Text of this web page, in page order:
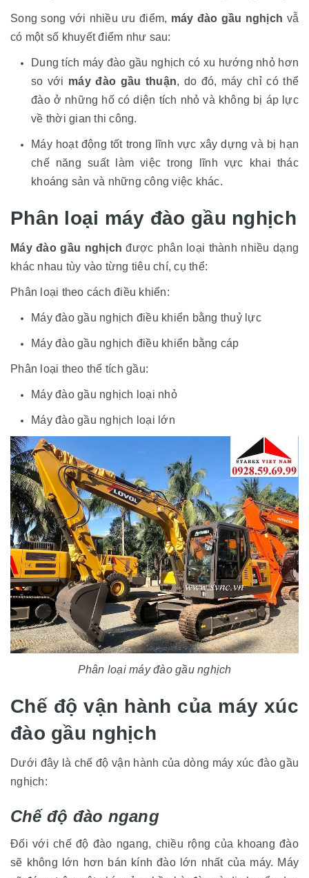
Song song với nhiều ưu điểm, máy đào gầu nghịch vẫ
có một số khuyết điểm như sau:
Dung tích máy đào gầu nghịch có xu hướng nhỏ hơn
so với máy đào gầu thuận, do đó, máy chỉ có thể
đào ở những hố có diện tích nhỏ và không bị áp lực
về thời gian thi công.
Máy hoạt động tốt trong lĩnh vực xây dựng và bị hạn
chế năng suất làm việc trong lĩnh vực khai thác
khoáng sản và những công việc khác.
Phân loại máy đào gầu nghịch
Máy đào gầu nghịch được phân loại thành nhiều dạng
khác nhau tùy vào từng tiêu chí, cụ thể:
Phân loại theo cách điều khiển:
Máy đào gầu nghịch điều khiển bằng thuỷ lực
Máy đào gầu nghịch điều khiển bằng cáp
Phân loại theo thể tích gầu:
Máy đào gầu nghịch loại nhỏ
Máy đào gầu nghịch loại lớn
Phân loại máy đào gầu nghịch
Chế độ vận hành của máy xúc
đào gầu nghịch
Dưới đây là chế độ vận hành của dòng máy xúc đào gầu
nghịch:
Chế độ đào ngang
Đối với chế độ đào ngang, chiều rộng của khoang đào
sẽ không lớn hơn bán kính đào lớn nhất của máy. Máy